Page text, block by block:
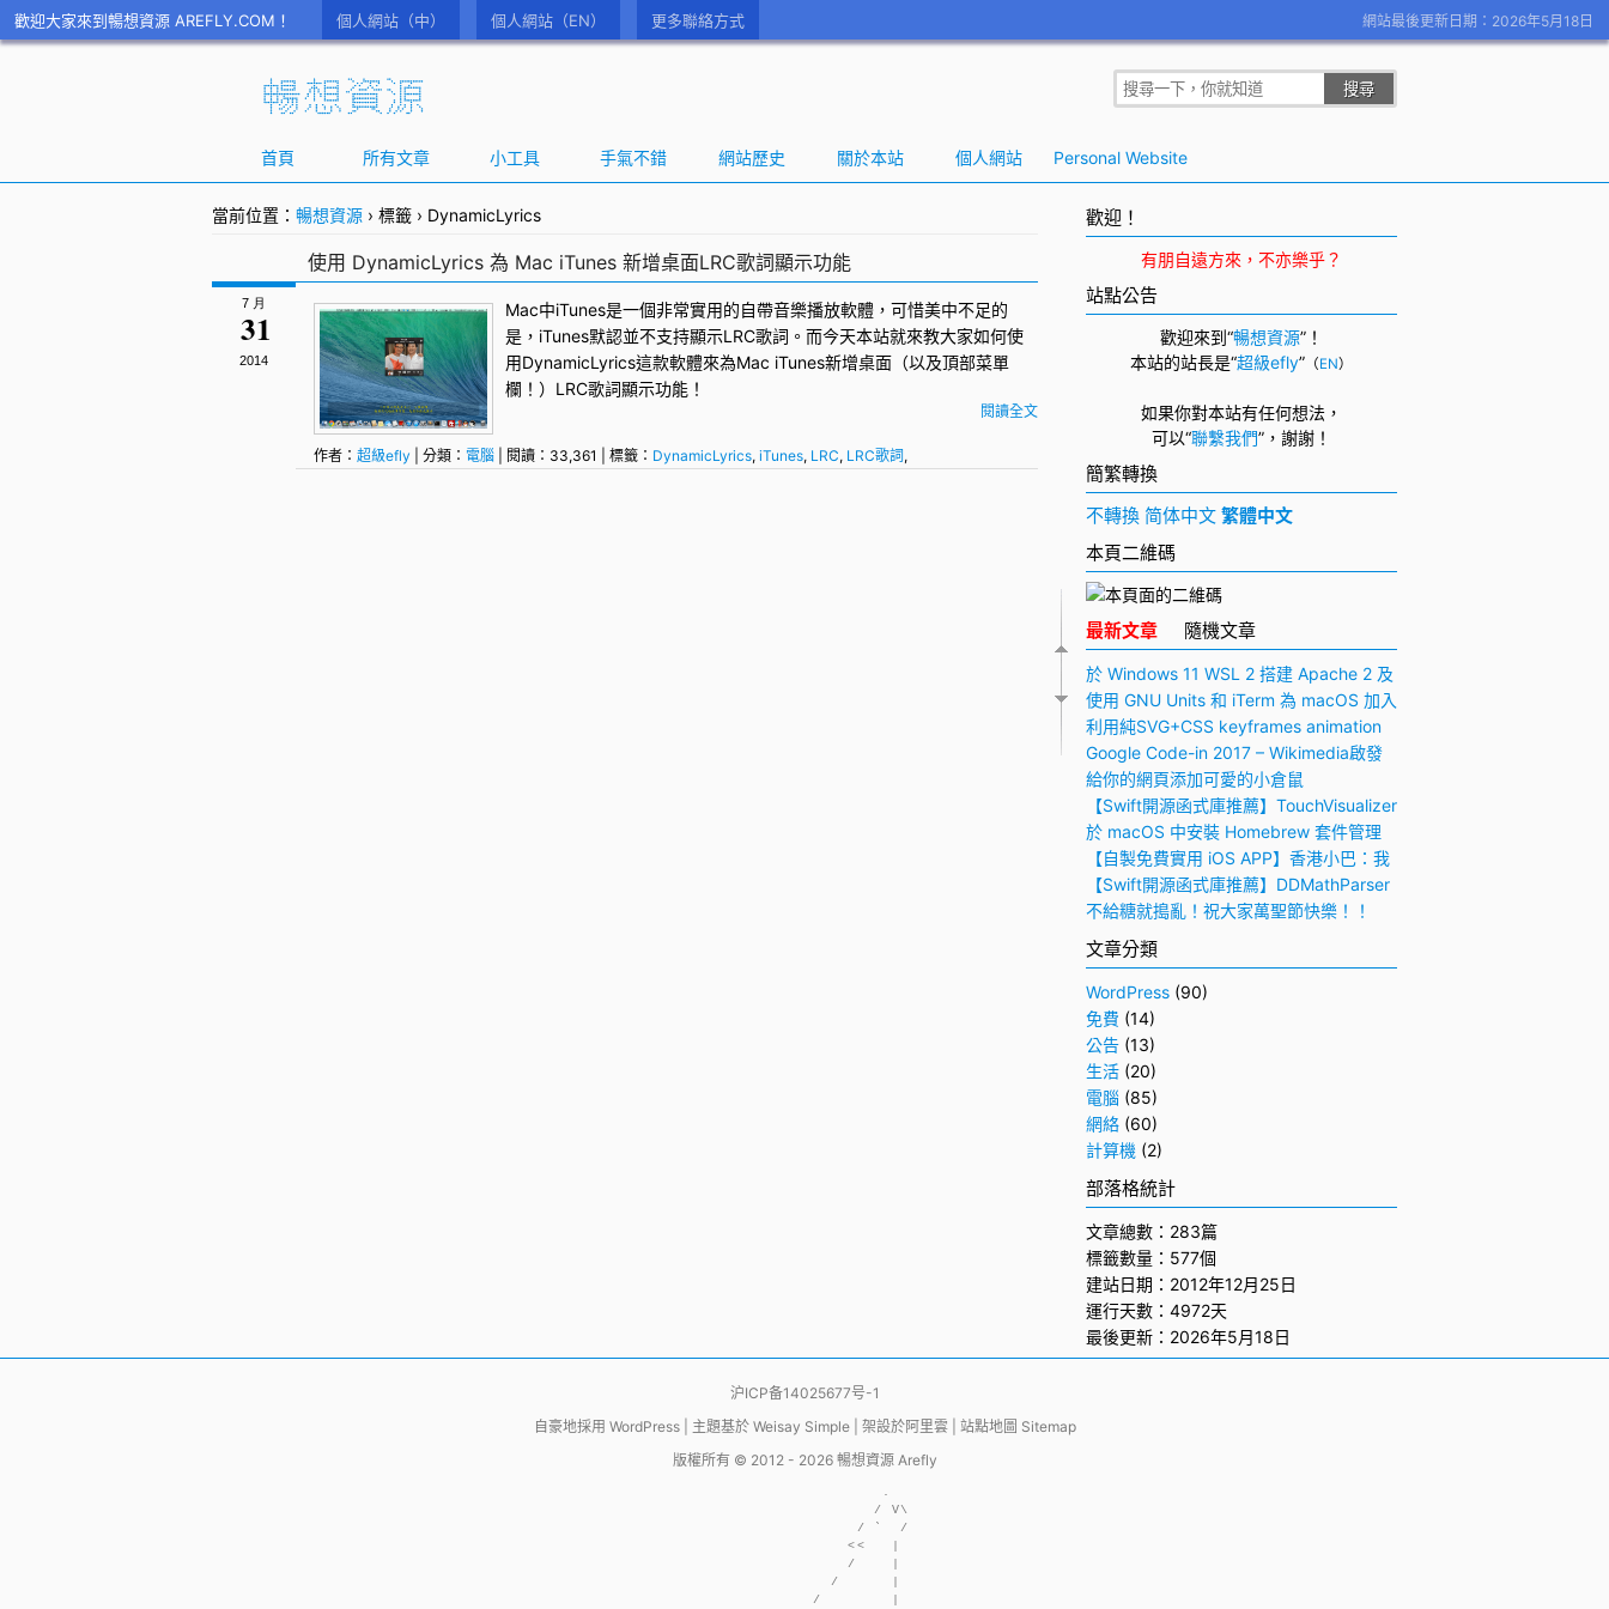
網站最後更新日期：2026年5月18日
歡迎大家來到暢想資源 AREFLY.COM！ 個人網站（中） 個人網站（EN） 更多聯絡方式
首頁 所有文章 小工具 手氣不錯 網站歷史 關於本站 個人網站 Personal Website
當前位置： 暢想資源 › 標籤 › DynamicLyrics
使用 DynamicLyrics 為 Mac iTunes 新增桌面LRC歌詞顯示功能
7 月
31
2014
Mac中iTunes是一個非常實用的自帶音樂播放軟體，可惜美中不足的
是，iTunes默認並不支持顯示LRC歌詞 。而今天本站就來教大家如何使
用DynamicLyrics這款軟體來為Mac iTunes新增桌面（以及頂部菜單
欄！） LRC歌詞顯示功能！
閱讀全文
作者： 超級efly | 分類： 電腦 | 閱讀：33,361 | 標籤： DynamicLyrics, iTunes, LRC, LRC歌詞,
歡迎！
有朋自遠方來，不亦樂乎？
站點公告
歡迎來到“暢想資源”！
本站的站長是“超級efly” （EN）
如果你對本站有任何想法，
可以“聯繫我們”， 謝謝！
簡繁轉換
不轉換 简体中文 繁體中文
本頁二維碼
最新文章 隨機文章
於 Windows 11 WSL 2 搭建 Apache 2 及
PHP 7 開發環境
使用 GNU Units 和 iTerm 為 macOS 加入
快捷多功能計算機
利用純SVG+CSS keyframes animation
動畫實現手寫毛筆字（書法）效果
Google Code-in 2017 – Wikimedia啟發
與感想
給你的網頁添加可愛的小倉鼠
【Swift開源函式庫推薦】TouchVisualizer
– 於屏幕上顯示你所觸摸的位置
於 macOS 中安裝 Homebrew 套件管理
工具
【自製免費實用 iOS APP】香港小巴：我
要下車！
【Swift開源函式庫推薦】DDMathParser
– 通過文字表達式（算式）計算結果
不給糖就搗亂！祝大家萬聖節快樂！！
文章分類
WordPress (90)
免費 (14)
公告 (13)
生活 (20)
電腦 (85)
網絡 (60)
計算機 (2)
部落格統計
文章總數：283篇
標籤數量：577個
建站日期：2012年12月25日
運行天數：4972天
最後更新：2026年5月18日
沪ICP备14025677号-1
自豪地採用 WordPress| 主題基於 Weisay Simple| 架設於阿里雲| 站點地圖 Sitemap
版權所有 © 2012 - 2026 暢想資源 Arefly
                     .
                    / V\
                  / `  /
                 <<   |
                 /    |
               /      |
             /        |